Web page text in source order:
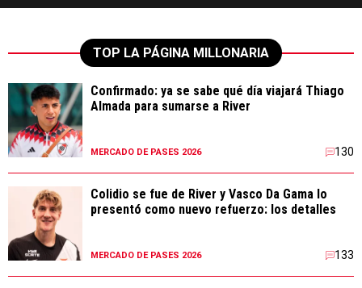
TOP LA PÁGINA MILLONARIA
Confirmado: ya se sabe qué día viajará Thiago
Almada para sumarse a River
MERCADO DE PASES 2026 130
Colidio se fue de River y Vasco Da Gama lo
presentó como nuevo refuerzo: los detalles
MERCADO DE PASES 2026 133